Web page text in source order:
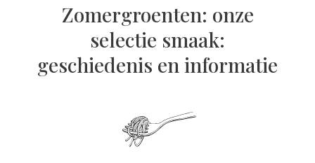
Zomergroenten: onze
selectie smaak:
geschiedenis en informatie